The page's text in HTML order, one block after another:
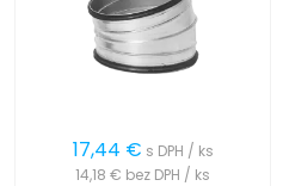
17,44 € s DPH / ks
14,18 € bez DPH / ks